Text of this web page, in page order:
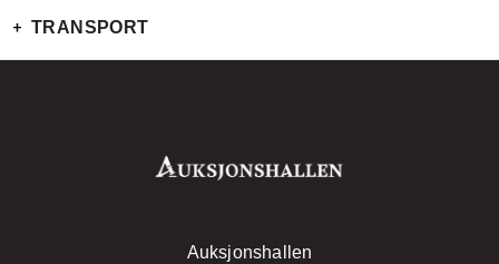
TRANSPORT
Auksjonshallen